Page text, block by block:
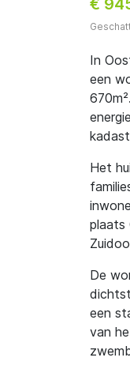
€
In
een
Het
plaats
De
een
van